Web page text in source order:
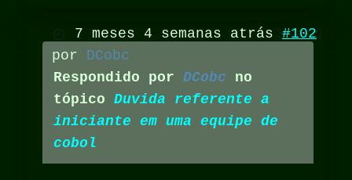
7 meses 4 semanas atrás #102
por DCobc
Respondido por DCobc no
tópico Duvida referente a
iniciante em uma equipe de
cobol